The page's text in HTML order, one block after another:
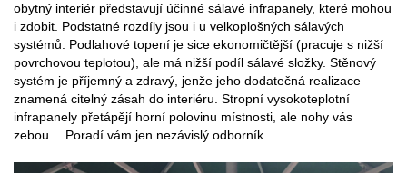
obytný interiér představují účinné sálavé infrapanely, které mohou
i zdobit. Podstatné rozdíly jsou i u velkoplošných sálavých
systémů: Podlahové topení je sice ekonomičtější (pracuje s nižší
povrchovou teplotou), ale má nižší podíl sálavé složky. Stěnový
systém je příjemný a zdravý, jenže jeho dodatečná realizace
znamená citelný zásah do interiéru. Stropní vysokoteplotní
infrapanely přetápějí horní polovinu místnosti, ale nohy vás
zebou… Poradí vám jen nezávislý odborník.